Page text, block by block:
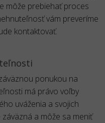
môže prebiehať proces
vám preveríme
kontaktovať.
ponukou na
má právo voľby
uváženia a svojich
a môže sa meniť